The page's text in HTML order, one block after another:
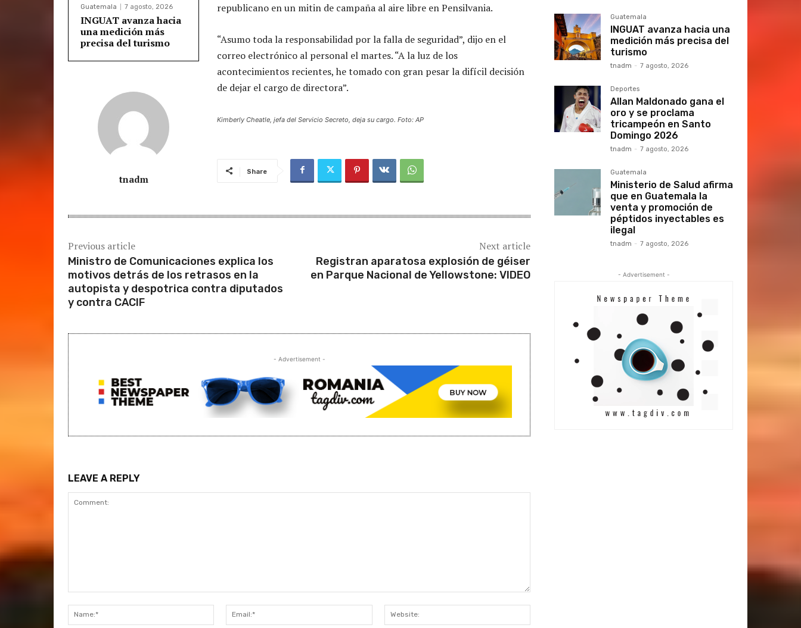
Guatemala 7 agosto, 2026
INGUAT avanza hacia
una medición más
precisa del turismo
tnadm
republicano en un mitin de campaña al aire libre en Pensilvania.
“Asumo toda la responsabilidad por la falla de seguridad”, dijo en el
correo electrónico al personal el martes. “A la luz de los
acontecimientos recientes, he tomado con gran pesar la difícil decisión
de dejar el cargo de directora”.
Kimberly Cheatle, jefa del Servicio Secreto, deja su cargo. Foto: AP
Share
Previous article
Ministro de Comunicaciones explica los
motivos detrás de los retrasos en la
autopista y despotrica contra diputados
y contra CACIF
Next article
Registran aparatosa explosión de géiser
en Parque Nacional de Yellowstone: VIDEO
- Advertisement -
LEAVE A REPLY
Name:*
Email:*
Guatemala
INGUAT avanza hacia una
medición más precisa del
turismo
tnadm - 7 agosto, 2026
Deportes
Allan Maldonado gana el
oro y se proclama
tricampeón en Santo
Domingo 2026
tnadm - 7 agosto, 2026
Guatemala
Ministerio de Salud afirma
que en Guatemala la
venta y promoción de
péptidos inyectables es
ilegal
tnadm - 7 agosto, 2026
- Advertisement -